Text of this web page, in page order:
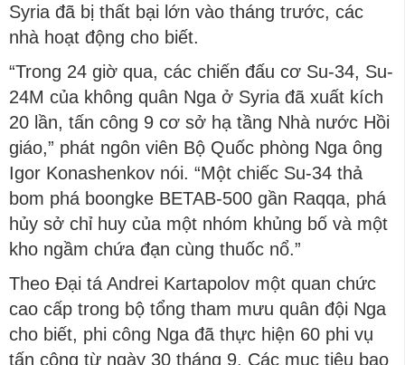
Syria đã bị thất bại lớn vào tháng trước, các
nhà hoạt động cho biết.
“Trong 24 giờ qua, các chiến đấu cơ Su-34, Su-
24M của không quân Nga ở Syria đã xuất kích
20 lần, tấn công 9 cơ sở hạ tầng Nhà nước Hồi
giáo,” phát ngôn viên Bộ Quốc phòng Nga ông
Igor Konashenkov nói. “Một chiếc Su-34 thả
bom phá boongke BETAB-500 gần Raqqa, phá
hủy sở chỉ huy của một nhóm khủng bố và một
kho ngầm chứa đạn cùng thuốc nổ.”
Theo Đại tá Andrei Kartapolov một quan chức
cao cấp trong bộ tổng tham mưu quân đội Nga
cho biết, phi công Nga đã thực hiện 60 phi vụ
tấn công từ ngày 30 tháng 9. Các mục tiêu bao